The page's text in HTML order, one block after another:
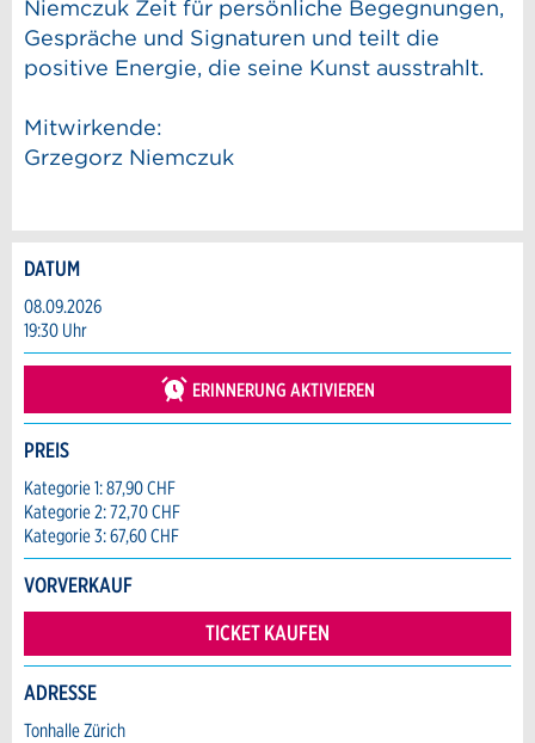
Niemczuk Zeit für persönliche Begegnungen,
Gespräche und Signaturen und teilt die
positive Energie, die seine Kunst ausstrahlt.
Mitwirkende:
Grzegorz Niemczuk
Anzeige beanstanden
Ihr Feedback wird sehr geschätzt!
Allgemeines Feedback
Anzeige nicht mehr gültig
Anzeige unvollständig
Anzeige weiterempfehlen
Empfehlen Sie diese Anzeige an Freunde
* Eingabe erforderlich
Reservation
Veranstaltungsdatum *:
Anzahl der Teilnehmer *:
Vorname / Nachname *:
Firma / Organisation:
DATUM
08.09.2026
19:30 Uhr
ERINNERUNG AKTIVIEREN
PREIS
Kategorie 1: 87,90 CHF
Kategorie 2: 72,70 CHF
Kategorie 3: 67,60 CHF
VORVERKAUF
TICKET KAUFEN
ADRESSE
Tonhalle Zürich